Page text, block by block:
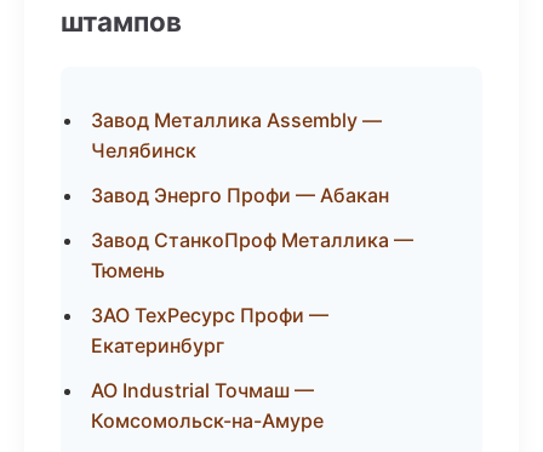
штампов
Завод Металлика Assembly —
Челябинск
Завод Энерго Профи — Абакан
Завод СтанкоПроф Металлика —
Тюмень
ЗАО ТехРесурс Профи —
Екатеринбург
АО Industrial Точмаш —
Комсомольск-на-Амуре